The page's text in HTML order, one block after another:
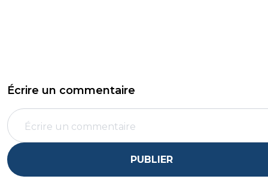
Écrire un commentaire
PUBLIER